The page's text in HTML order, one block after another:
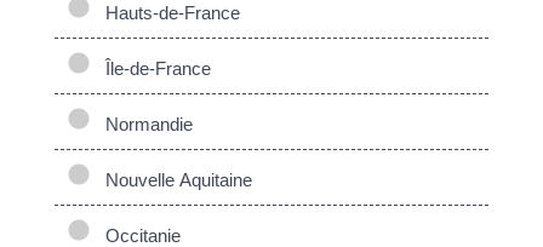
Hauts-de-France
Île-de-France
Normandie
Nouvelle Aquitaine
Occitanie